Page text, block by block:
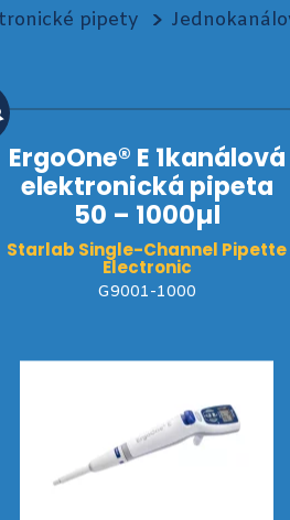
pipety
ErgoOne® E 1kanálová
elektronická pipeta
50 – 1000µl
Starlab Single-Channel Pipette
Electronic
G9001-1000